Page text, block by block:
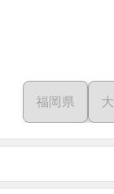
福岡県